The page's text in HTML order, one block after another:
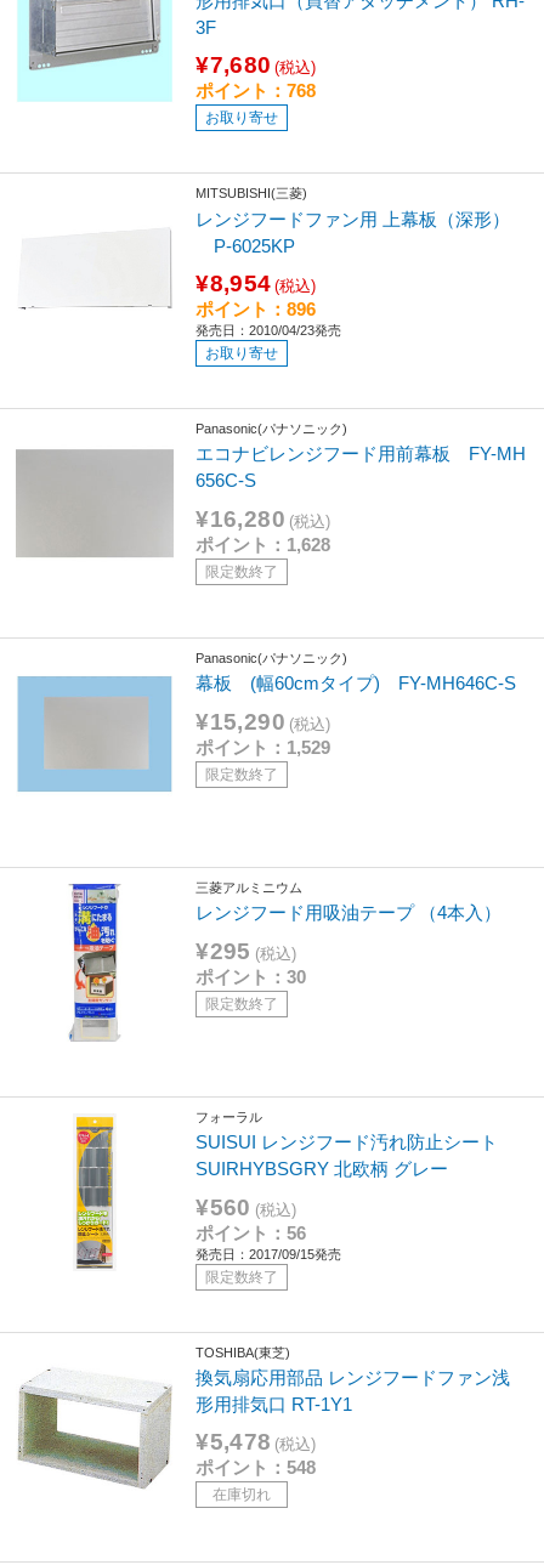
3F
¥7,680 (税込)
ポイント：768
お取り寄せ
MITSUBISHI(三菱)
レンジフードファン用 上幕板（深形）
P-6025KP
¥8,954 (税込)
ポイント：896
発売日：2010/04/23発売
お取り寄せ
Panasonic(パナソニック)
エコナビレンジフード用前幕板 FY-MH
656C-S
¥16,280 (税込)
ポイント：1,628
限定数終了
Panasonic(パナソニック)
幕板 (幅60cmタイプ) FY-MH646C-S
¥15,290 (税込)
ポイント：1,529
限定数終了
三菱アルミニウム
レンジフード用吸油テープ （4本入）
¥295 (税込)
ポイント：30
限定数終了
フォーラル
SUISUI レンジフード汚れ防止シート
SUIRHYBSGRY 北欧柄 グレー
¥560 (税込)
ポイント：56
発売日：2017/09/15発売
限定数終了
TOSHIBA(東芝)
換気扇応用部品 レンジフードファン浅
形用排気口 RT-1Y1
¥5,478 (税込)
ポイント：548
在庫切れ